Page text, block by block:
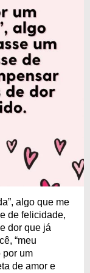
algo que me
de felicidade,
dor que já
“meu
por um
de amor e